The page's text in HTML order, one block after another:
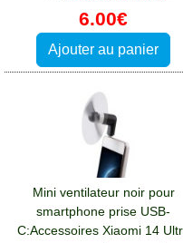
6.00€
Ajouter au panier
Mini ventilateur noir pour
smartphone prise USB-
C:Accessoires Xiaomi 14